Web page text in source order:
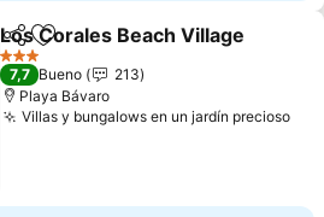
CompartirAgregar a favoritos
Los Corales Beach Village
3 Estrellas
7,7 Bueno
213
Playa Bávaro
Villas y bungalows en un jardín precioso